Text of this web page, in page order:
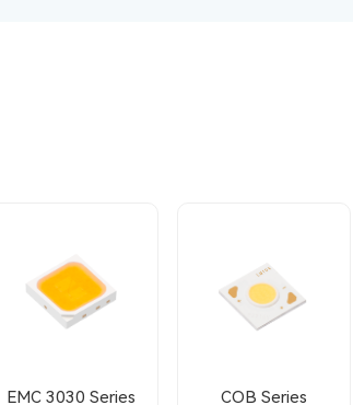
EMC 3030 Series COB Series